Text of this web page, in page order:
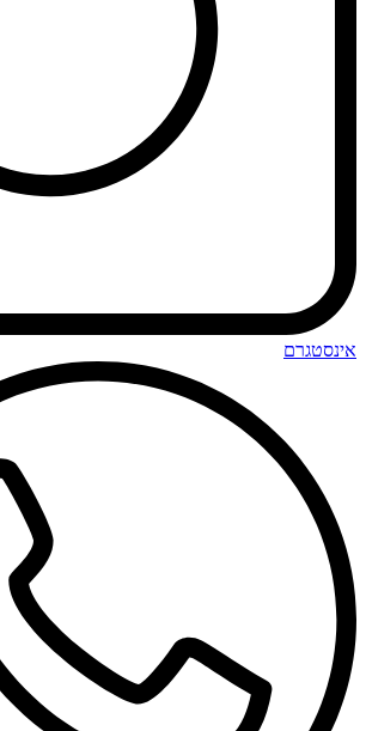
אינסטגרם